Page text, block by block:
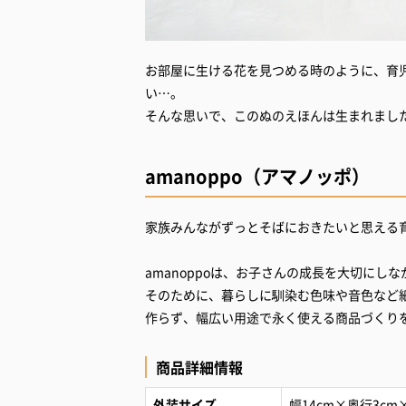
お部屋に生ける花を見つめる時のように、
い…。
そんな思いで、このぬのえほんは生まれまし
amanoppo（アマノッポ）
家族みんながずっとそばにおきたいと思え
amanoppoは、お子さんの成長を大切にし
そのために、暮らしに馴染む色味や音色な
作らず、幅広い用途で永く使える商品づくり
商品詳細情報